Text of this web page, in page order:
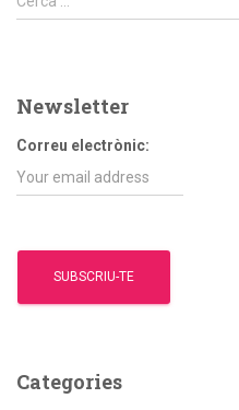
e
:Newsletter
Correu electrònic:
Categories